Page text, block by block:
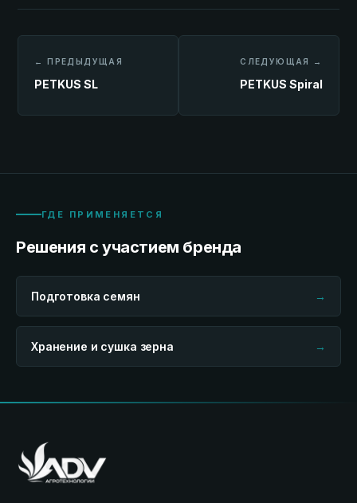
← ПРЕДЫДУЩАЯ
PETKUS SL
СЛЕДУЮЩАЯ →
PETKUS Spiral
ГДЕ ПРИМЕНЯЕТСЯ
Решения с участием бренда
Подготовка семян →
Хранение и сушка зерна →